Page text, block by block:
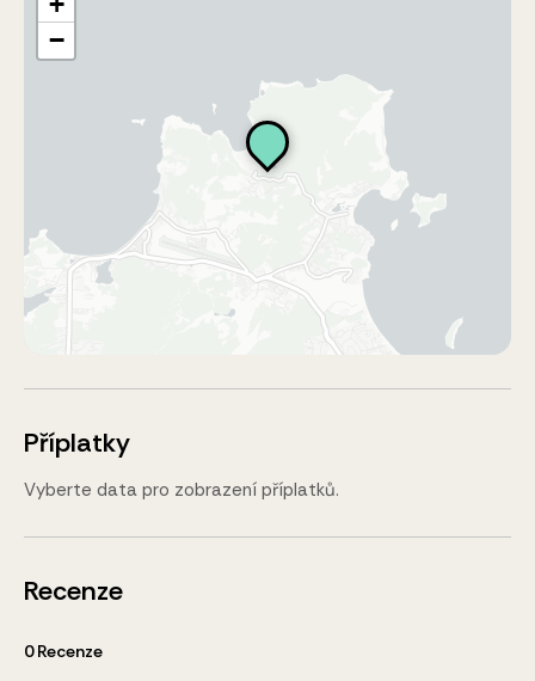
−
Příplatky
Vyberte data pro zobrazení příplatků.
Recenze
0 Recenze